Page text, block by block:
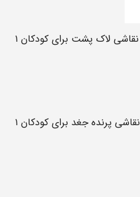
نقاشی لاک پشت برای کودکان ۱
نقاشی پرنده جغد برای کودکان ۱